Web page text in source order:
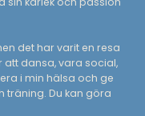
det har varit en resa
dansa, vara social,
i min hälsa och ge
Du kan göra